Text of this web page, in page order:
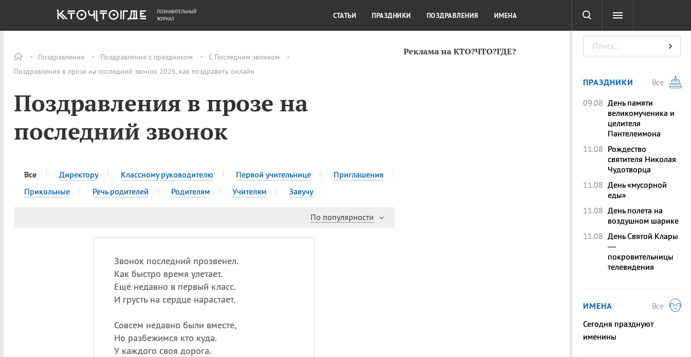
Поздравления Поздравления с праздником
С Последним звонком
Поздравления в прозе на последний звонок 2026, как поздравить онлайн
Поздравления в прозе на
последний звонок
Все Директору Классному руководителю Первой учительнице
Приглашения
Прикольные
Речь родителей Родителям Учителям Завучу
По популярности
Звонок последний прозвенел.
Как быстро время улетает.
Ещё недавно в первый класс.
И грусть на сердце нарастает.
Совсем недавно были вместе,
Но разбежимся кто куда.
У каждого своя дорога.
Реклама на КТО?ЧТО?ГДЕ?
ОБЩЕСТВО ДЕНЬГИ КУЛЬТУРА КРАСОТА ТЕСТЫ
ПОЗНАВАТЕЛЬНЫЙ
ЖУРНАЛ
СТАТЬИ ПРАЗДНИКИ ПОЗДРАВЛЕНИЯ ИМЕНА
ПРАЗДНИКИ
Все
09.08 День памяти
великомученика и
целителя
Пантелеимона
11.08 Рождество
святителя Николая
Чудотворца
11.08 День «мусорной
еды»
11.08 День полета на
воздушном шарике
11.08 День Святой Клары
—
покровительницы
телевидения
ИМЕНА
Все
Сегодня празднуют
именины